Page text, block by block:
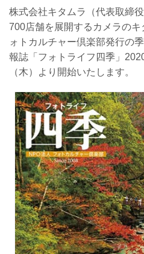
株式会社キタムラ（代表取締
700店舗を展開するカメラの
ォトカルチャー倶楽部発行の
報誌「フォトライフ四季」
（木）より開始いたします。